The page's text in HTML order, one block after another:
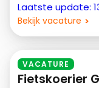
Laatste update:
Bekijk vacature
VACATURE
Fietskoerier